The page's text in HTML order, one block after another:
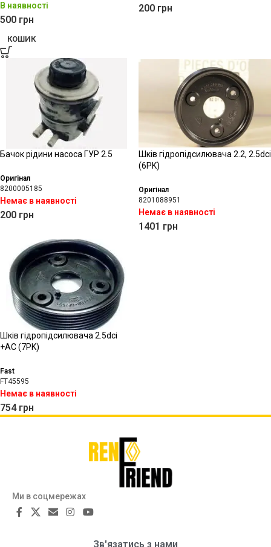
В наявності
500 грн
КОШИК
200 грн
Бачок рідини насоса ГУР 2.5
Оригінал
8200005185
Немає в наявності
200 грн
Шків гідропідсилювача 2.2, 2.5dci
(6PK)
Оригінал
8201088951
Немає в наявності
1401 грн
Шків гідропідсилювача 2.5dci
+АС (7PK)
Fast
FT45595
Немає в наявності
754 грн
Ми в соцмережах
Зв'язатись з нами